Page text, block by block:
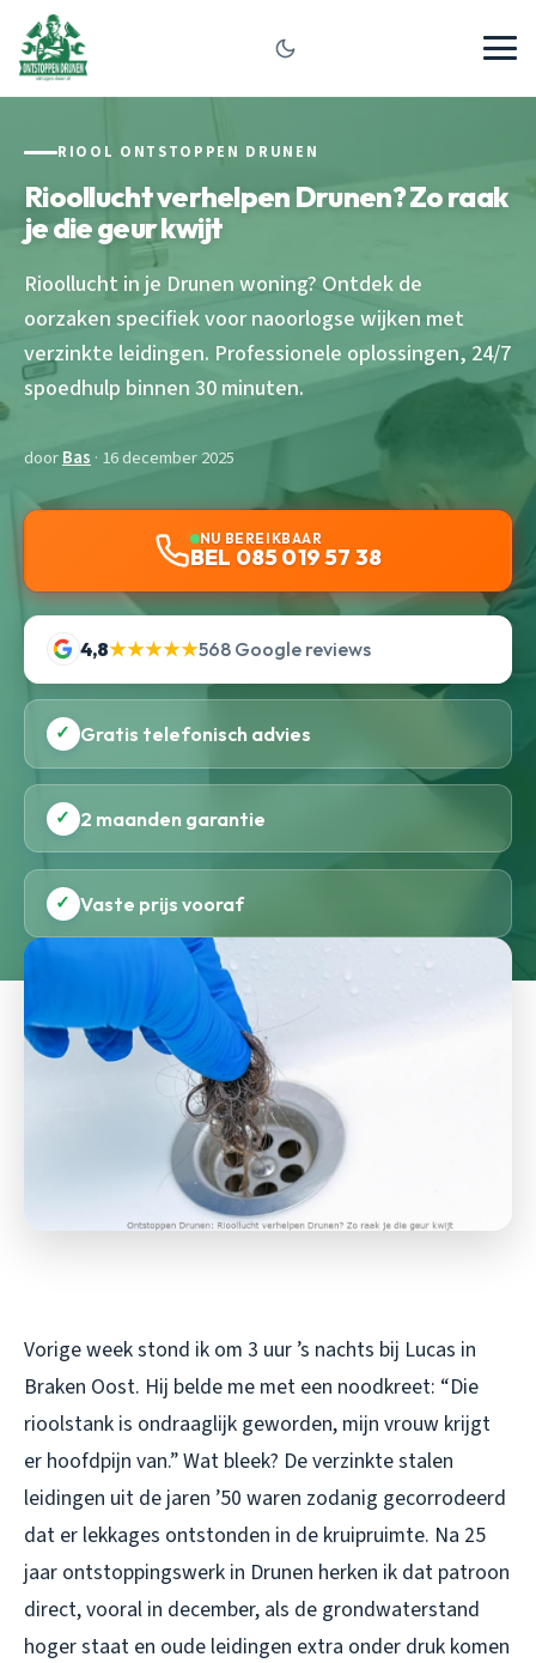
RIOOL ONTSTOPPEN DRUNEN
Rioollucht verhelpen Drunen? Zo raak
je die geur kwijt
Rioollucht in je Drunen woning? Ontdek de
oorzaken specifiek voor naoorlogse wijken met
verzinkte leidingen. Professionele oplossingen, 24/7
spoedhulp binnen 30 minuten.
doorBas · 16 december 2025
NU BEREIKBAAR
BEL 085 019 57 38
4,8★★★★★568 Google reviews
✓ Gratis telefonisch advies
✓ 2 maanden garantie
✓ Vaste prijs vooraf
Vorige week stond ik om 3 uur ’s nachts bij Lucas in
Braken Oost. Hij belde me met een noodkreet: “Die
rioolstank is ondraaglijk geworden, mijn vrouw krijgt
er hoofdpijn van.” Wat bleek? De verzinkte stalen
leidingen uit de jaren ’50 waren zodanig gecorrodeerd
dat er lekkages ontstonden in de kruipruimte. Na 25
jaar ontstoppingswerk in Drunen herken ik dat patroon
direct, vooral in december, als de grondwaterstand
hoger staat en oude leidingen extra onder druk komen